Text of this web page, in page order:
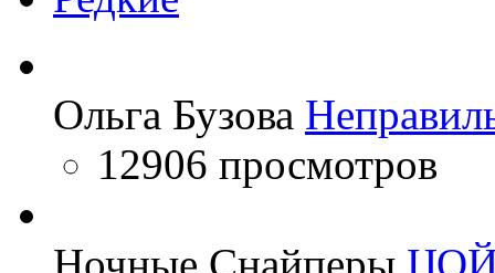
Ольга Бузова
12906 просмотров
Ночные Снайперы